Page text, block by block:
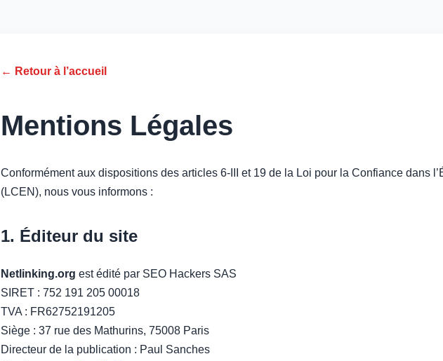
← Retour à l’accueil
Mentions Légales
Conformément aux dispositions des articles 6-III et 19 de la Loi pour la Confiance dans
(LCEN), nous vous informons :
1. Éditeur du site
Netlinking.org est édité par SEO Hackers SAS
SIRET : 752 191 205 00018
TVA : FR62752191205
Siège : 37 rue des Mathurins, 75008 Paris
Directeur de la publication : Paul Sanches